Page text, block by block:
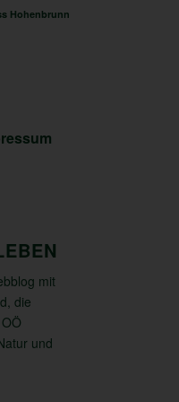
Hohenbrunn
mit
die
und